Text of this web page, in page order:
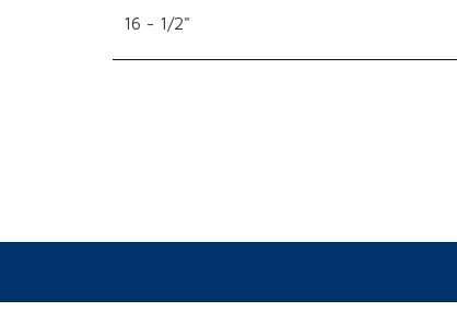
16 - 1/2"